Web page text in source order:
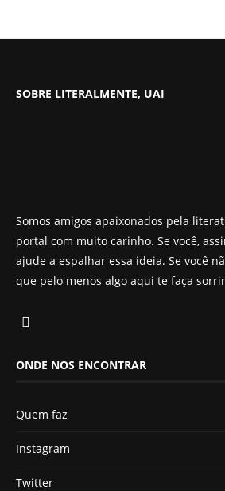
SOBRE LITERALMENTE, UAI
Somos amigos apaixonados pela
portal com muito carinho. Se você,
ajude a espalhar essa ideia. Se você
que pelo menos algo aqui te faça
ONDE NOS ENCONTRAR
Quem faz
Instagram
Twitter